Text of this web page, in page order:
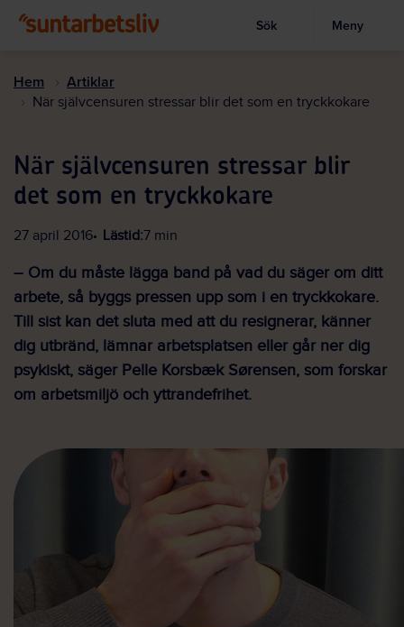
huvudinnehållet
Visa sökruta
Sök Meny
Hem Artiklar
När självcensuren stressar blir det som en tryckkokare
När självcensuren stressar blir
det som en tryckkokare
27 april 2016 Lästid:7 min
– Om du måste lägga band på vad du säger om ditt
arbete, så byggs pressen upp som i en tryckkokare.
Till sist kan det sluta med att du resignerar, känner
dig utbränd, lämnar arbetsplatsen eller går ner dig
psykiskt, säger Pelle Korsbæk Sørensen, som forskar
om arbetsmiljö och yttrandefrihet.